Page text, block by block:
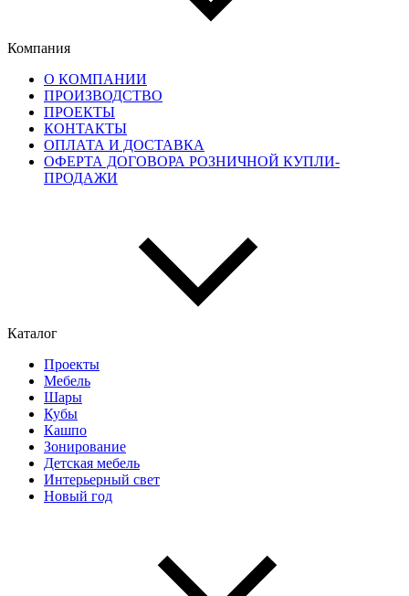
Компания
О КОМПАНИИ
ПРОИЗВОДСТВО
ПРОЕКТЫ
КОНТАКТЫ
ОПЛАТА И ДОСТАВКА
ОФЕРТА ДОГОВОРА РОЗНИЧНОЙ КУПЛИ-
ПРОДАЖИ
Каталог
Проекты
Мебель
Шары
Кубы
Кашпо
Зонирование
Детская мебель
Интерьерный свет
Новый год